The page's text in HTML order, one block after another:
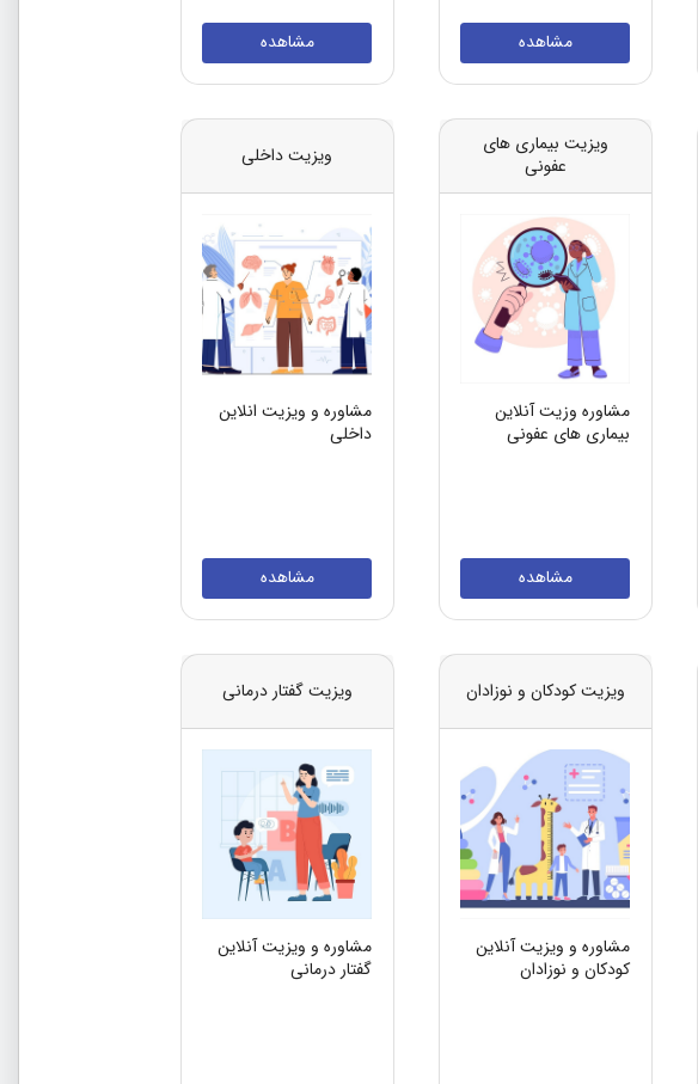
مشاهده مشاهده
ویزیت بیماری های
عفونی
مشاوره وزیت آنلاین
بیماری های عفونی
مشاهده
ویزیت داخلی
مشاوره و ویزیت انلاین
داخلی
مشاهده
ویزیت کودکان و نوزادان
مشاوره و ویزیت آنلاین
کودکان و نوزادان
ویزیت گفتار درمانی
مشاوره و ویزیت آنلاین
گفتار درمانی